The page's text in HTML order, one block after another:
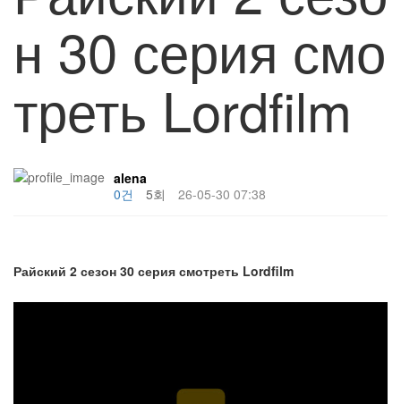
н 30 серия смо
треть Lordfilm
alena
0건
5회 26-05-30 07:38
Райский 2 сезон 30 серия смотреть Lordfilm